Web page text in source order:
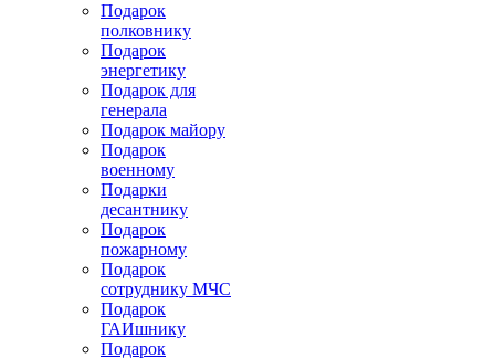
Подарок
полковнику
Подарок
энергетику
Подарок для
генерала
Подарок майору
Подарок
военному
Подарки
десантнику
Подарок
пожарному
Подарок
сотруднику МЧС
Подарок
ГАИшнику
Подарок